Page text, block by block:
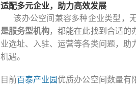
适配多元企业，助力高效发展
该办公空间兼容多种企业类型，
是服务型机构，都能在此找到合适的
业选址、入驻、运营等各类问题，
机遇。
目前百泰产业园优质办公空间数量有